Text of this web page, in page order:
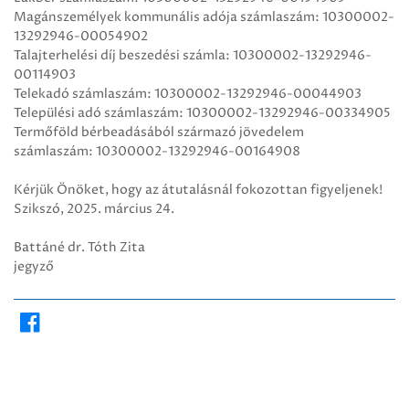
Magánszemélyek kommunális adója számlaszám: 10300002-
13292946-00054902
Talajterhelési díj beszedési számla: 10300002-13292946-
00114903
Telekadó számlaszám: 10300002-13292946-00044903
Települési adó számlaszám: 10300002-13292946-00334905
Termőföld bérbeadásából származó jövedelem
számlaszám: 10300002-13292946-00164908
Kérjük Önöket, hogy az átutalásnál fokozottan figyeljenek!
Szikszó, 2025. március 24.
Battáné dr. Tóth Zita
jegyző